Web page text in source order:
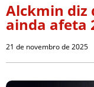
Alckmin diz
ainda afeta
21 de novembro de 2025